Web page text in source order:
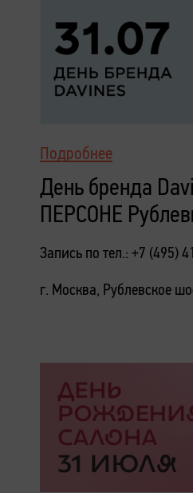
Подробнее
День бренда
ПЕРСОНЕ
Запись по тел.: +7 (495)
г. Москва, Рублевское